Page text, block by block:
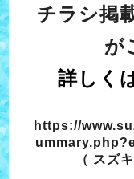
チラシ掲
が
詳しく
https://
（ スズ